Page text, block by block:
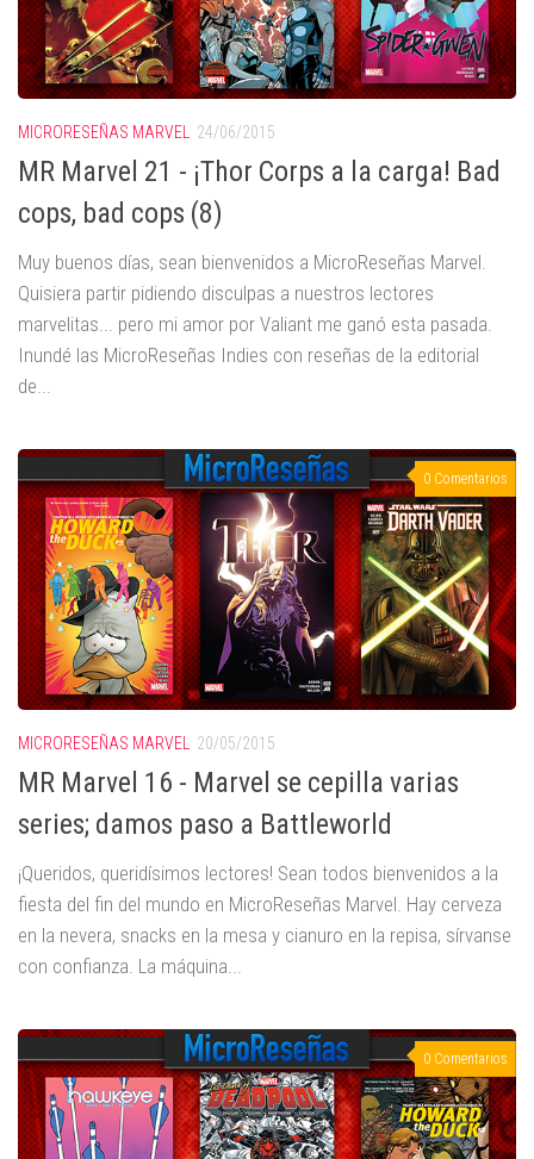
MICRORESEÑAS MARVEL 24/06/2015
MR Marvel 21 - ¡Thor Corps a la carga! Bad
cops, bad cops (8)
Muy buenos días, sean bienvenidos a MicroReseñas Marvel.
Quisiera partir pidiendo disculpas a nuestros lectores
marvelitas... pero mi amor por Valiant me ganó esta pasada.
Inundé las MicroReseñas Indies con reseñas de la editorial
de...
0 Comentarios
MICRORESEÑAS MARVEL 20/05/2015
MR Marvel 16 - Marvel se cepilla varias
series; damos paso a Battleworld
¡Queridos, queridísimos lectores! Sean todos bienvenidos a la
fiesta del fin del mundo en MicroReseñas Marvel. Hay cerveza
en la nevera, snacks en la mesa y cianuro en la repisa, sírvanse
con confianza. La máquina...
0 Comentarios